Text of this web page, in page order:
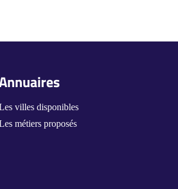
villes disponibles
métiers proposés